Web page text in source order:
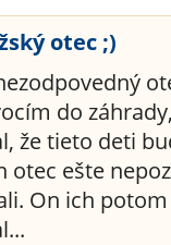
otec ;)
do
že tieto deti
otec ešte
On ich potom